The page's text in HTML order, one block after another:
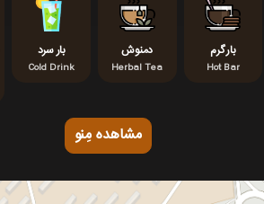
بار گرم
Hot Bar
دمنوش
Herbal Tea
بار سرد
Cold Drink
مشاهده مِنو